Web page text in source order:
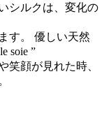
シルクは、変化の
す。 優しい天然
soie ”
笑顔が見れた時、